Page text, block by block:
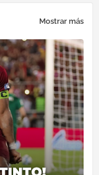
Mostrar más